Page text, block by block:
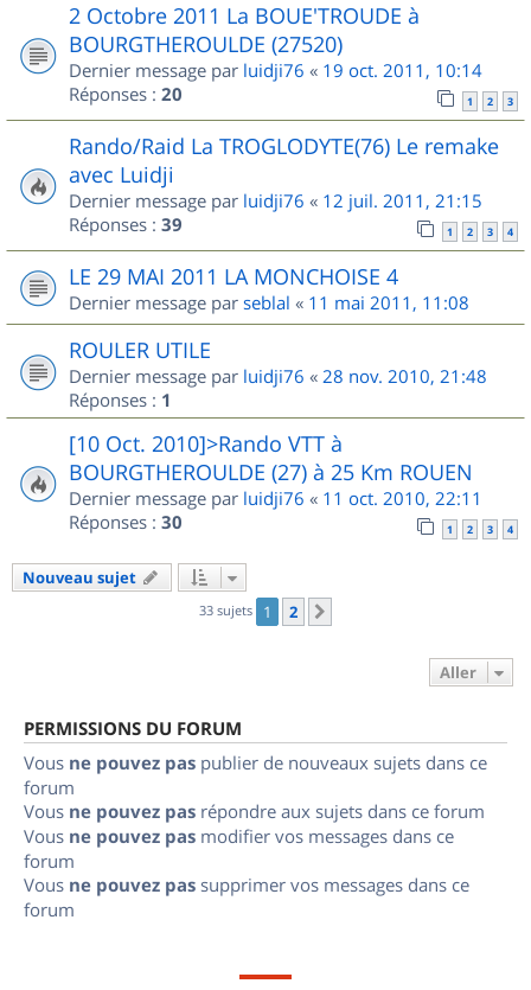
2 Octobre 2011 La BOUE'TROUDE à
BOURGTHEROULDE (27520)
Dernier message par luidji76 « 19 oct. 2011, 10:14
Réponses : 20 1 2 3
Rando/Raid La TROGLODYTE(76) Le remake
avec Luidji
Dernier message par luidji76 « 12 juil. 2011, 21:15
Réponses : 39 1 2 3 4
LE 29 MAI 2011 LA MONCHOISE 4
Dernier message par seblal « 11 mai 2011, 11:08
ROULER UTILE
Dernier message par luidji76 « 28 nov. 2010, 21:48
Réponses : 1
[10 Oct. 2010]>Rando VTT à
BOURGTHEROULDE (27) à 25 Km ROUEN
Dernier message par luidji76 « 11 oct. 2010, 22:11
Réponses : 30 1 2 3 4
Nouveau sujet
33 sujets 1 2
Aller
PERMISSIONS DU FORUM
Vous ne pouvez pas publier de nouveaux sujets dans ce
forum
Vous ne pouvez pas répondre aux sujets dans ce forum
Vous ne pouvez pas modifier vos messages dans ce
forum
Vous ne pouvez pas supprimer vos messages dans ce
forum